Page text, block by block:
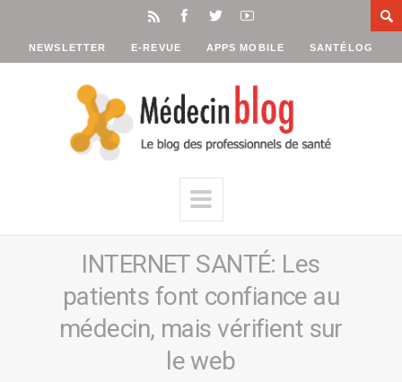
NEWSLETTER E-REVUE APPS MOBILE SANTÉLOG
INTERNET SANTÉ: Les
patients font confiance au
médecin, mais vérifient sur
le web